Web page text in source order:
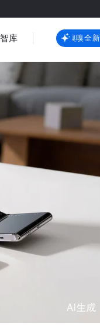
国际热点
其他
库 虎嗅嗅全新升级